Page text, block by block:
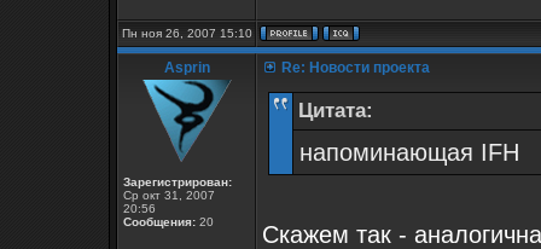
Пн ноя 26, 2007 15:10
Asprin
Зарегистрирован:
Ср окт 31, 2007
20:56
Сообщения: 20
Re: Новости проекта
Цитата:
напоминающая IFH
Скажем так -